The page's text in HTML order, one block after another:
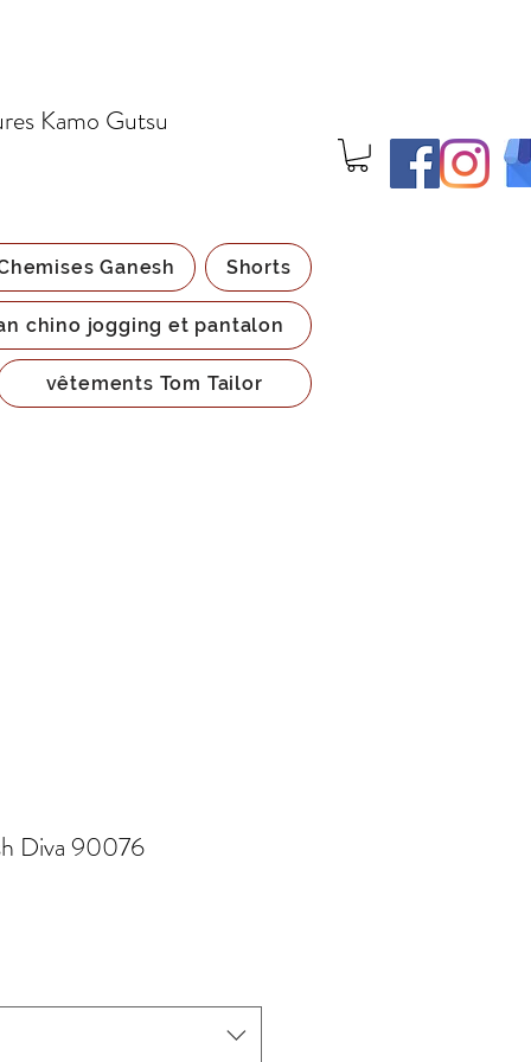
Kamo Gutsu
Ganesh Shorts
chino jogging et pantalon
vêtements Tom Tailor
Diva 90076